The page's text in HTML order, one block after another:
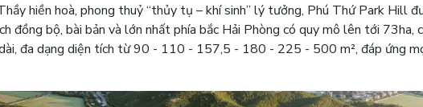
hiền hoà, phong thuỷ “thủy tụ – khí sinh” lý tưởng, Phú Thứ Park Hill
đồng bộ, bài bản và lớn nhất phía bắc Hải Phòng có quy mô lên tới 73ha,
đa dạng diện tích từ 90 - 110 - 157,5 - 180 - 225 - 500 m², đáp ứng